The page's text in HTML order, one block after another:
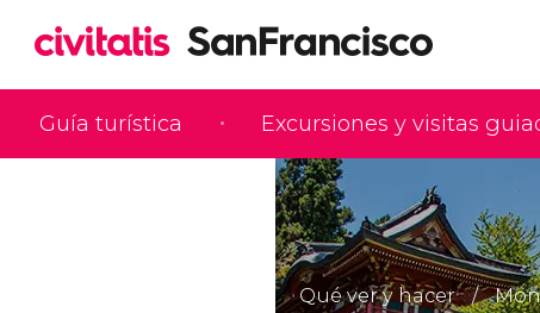
Guía turística Excursiones y visitas
Qué ver y hacer